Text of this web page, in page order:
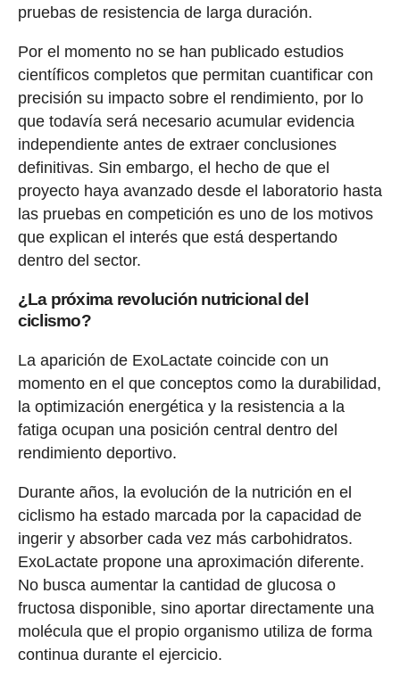
pruebas de resistencia de larga duración.
Por el momento no se han publicado estudios
científicos completos que permitan cuantificar con
precisión su impacto sobre el rendimiento, por lo
que todavía será necesario acumular evidencia
independiente antes de extraer conclusiones
definitivas. Sin embargo, el hecho de que el
proyecto haya avanzado desde el laboratorio hasta
las pruebas en competición es uno de los motivos
que explican el interés que está despertando
dentro del sector.
¿La próxima revolución nutricional del
ciclismo?
La aparición de ExoLactate coincide con un
momento en el que conceptos como la durabilidad,
la optimización energética y la resistencia a la
fatiga ocupan una posición central dentro del
rendimiento deportivo.
Durante años, la evolución de la nutrición en el
ciclismo ha estado marcada por la capacidad de
ingerir y absorber cada vez más carbohidratos.
ExoLactate propone una aproximación diferente.
No busca aumentar la cantidad de glucosa o
fructosa disponible, sino aportar directamente una
molécula que el propio organismo utiliza de forma
continua durante el ejercicio.